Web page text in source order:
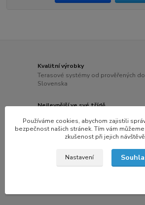
Kvalitní výrobky
Terasové systémy od prověřených
Slovenska
Nejlevnější ve své třídě
Poradenství
poradíme
Používáme cookies, abychom zajistili
bezpečnost našich stránek. Tím vám
zkušenost při jejich
Nastavení